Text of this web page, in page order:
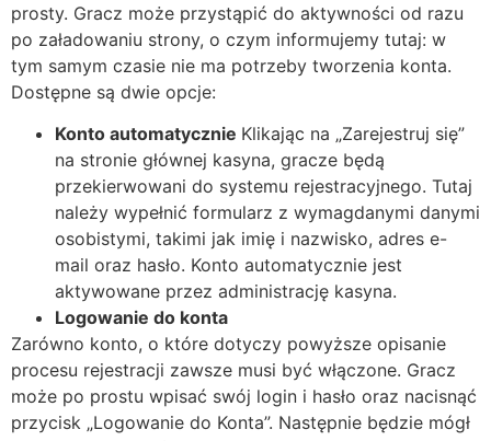
prosty. Gracz może przystąpić do aktywności od razu
po załadowaniu strony, o czym informujemy tutaj: w
tym samym czasie nie ma potrzeby tworzenia konta.
Dostępne są dwie opcje:
Konto automatycznie Klikając na „Zarejestruj się”
na stronie głównej kasyna, gracze będą
przekierwowani do systemu rejestracyjnego. Tutaj
należy wypełnić formularz z wymagdanymi danymi
osobistymi, takimi jak imię i nazwisko, adres e-
mail oraz hasło. Konto automatycznie jest
aktywowane przez administrację kasyna.
Logowanie do konta
Zarówno konto, o które dotyczy powyższe opisanie
procesu rejestracji zawsze musi być włączone. Gracz
może po prostu wpisać swój login i hasło oraz nacisnąć
przycisk „Logowanie do Konta”. Następnie będzie mógł